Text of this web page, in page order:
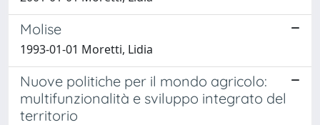
Molise
1993-01-01 Moretti, Lidia
Nuove politiche per il mondo agricolo:
multifunzionalità e sviluppo integrato del
territorio